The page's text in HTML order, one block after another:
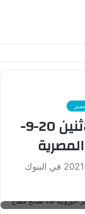
نجاح المشروعات
سعر الدولار اليوم الاثنين 20-9-
سعر الدولار اليوم الاثنين 20-9-2021 في البنوك